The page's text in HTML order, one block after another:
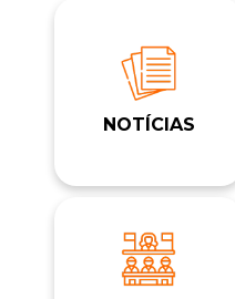
NOTÍCIAS